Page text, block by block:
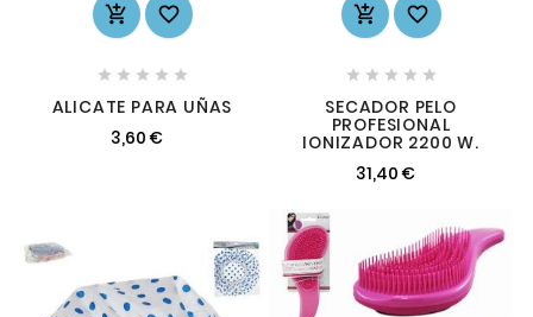
 
    
ALICATE PARA UÑAS
3,60 €
 
    
SECADOR PELO
PROFESIONAL
IONIZADOR 2200 W.
31,40 €